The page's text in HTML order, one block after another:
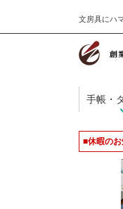
文房具にハ
手帳・
■休暇の